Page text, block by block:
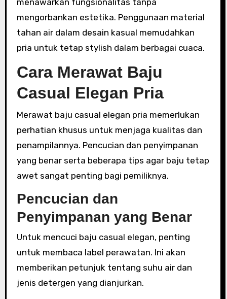
menawarkan fungsionalitas tanpa
mengorbankan estetika. Penggunaan material
tahan air dalam desain kasual memudahkan
pria untuk tetap stylish dalam berbagai cuaca.
Cara Merawat Baju
Casual Elegan Pria
Merawat baju casual elegan pria memerlukan
perhatian khusus untuk menjaga kualitas dan
penampilannya. Pencucian dan penyimpanan
yang benar serta beberapa tips agar baju tetap
awet sangat penting bagi pemiliknya.
Pencucian dan
Penyimpanan yang Benar
Untuk mencuci baju casual elegan, penting
untuk membaca label perawatan. Ini akan
memberikan petunjuk tentang suhu air dan
jenis detergen yang dianjurkan.